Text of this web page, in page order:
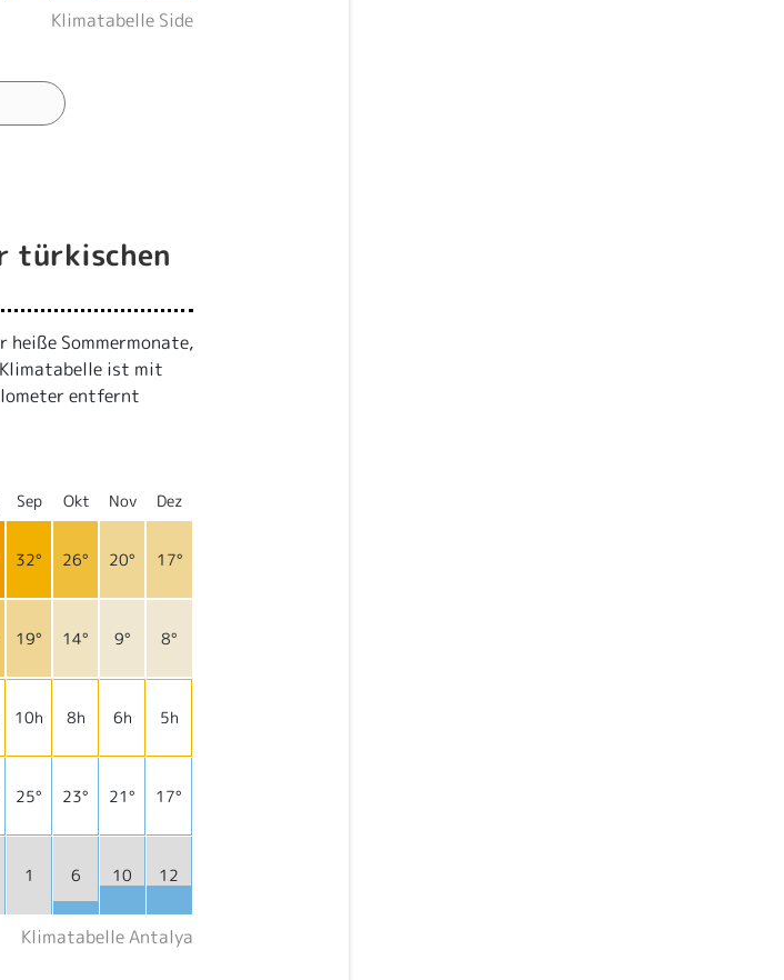
Klimatabelle Side
türkischen
Sommermonate,
ist mit
entfernt
Sep Okt Nov Dez
32° 26° 20° 17°
19° 14° 9° 8°
10h 8h 6h 5h
25° 23° 21° 17°
1 6 10 12
Klimatabelle Antalya